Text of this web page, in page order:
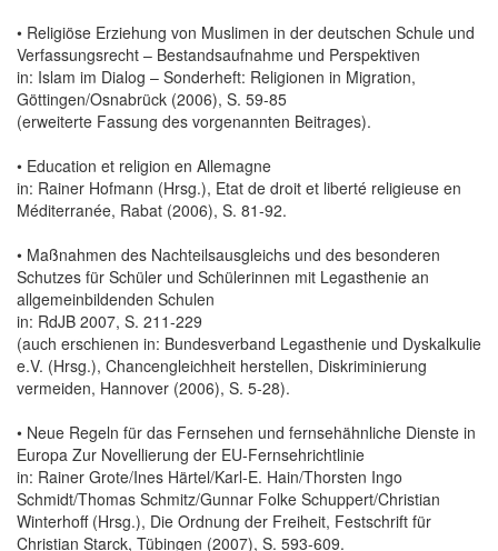
• Religiöse Erziehung von Muslimen in der deutschen Schule und
Verfassungsrecht – Bestandsaufnahme und Perspektiven
in: Islam im Dialog – Sonderheft: Religionen in Migration,
Göttingen/Osnabrück (2006), S. 59-85
(erweiterte Fassung des vorgenannten Beitrages).
• Education et religion en Allemagne
in: Rainer Hofmann (Hrsg.), Etat de droit et liberté religieuse en
Méditerranée, Rabat (2006), S. 81-92.
• Maßnahmen des Nachteilsausgleichs und des besonderen
Schutzes für Schüler und Schülerinnen mit Legasthenie an
allgemeinbildenden Schulen
in: RdJB 2007, S. 211-229
(auch erschienen in: Bundesverband Legasthenie und Dyskalkulie
e.V. (Hrsg.), Chancengleichheit herstellen, Diskriminierung
vermeiden, Hannover (2006), S. 5-28).
• Neue Regeln für das Fernsehen und fernsehähnliche Dienste in
Europa Zur Novellierung der EU-Fernsehrichtlinie
in: Rainer Grote/Ines Härtel/Karl-E. Hain/Thorsten Ingo
Schmidt/Thomas Schmitz/Gunnar Folke Schuppert/Christian
Winterhoff (Hrsg.), Die Ordnung der Freiheit, Festschrift für
Christian Starck, Tübingen (2007), S. 593-609.